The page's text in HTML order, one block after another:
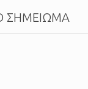
ΣΗΜΕΙΩΜΑ